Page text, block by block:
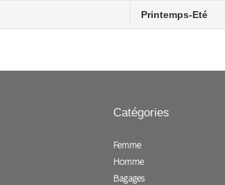
Printemps-Eté
Catégories
Femme
Homme
Bagages